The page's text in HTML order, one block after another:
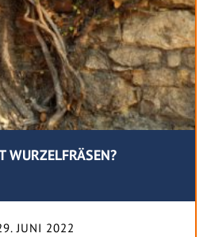
WURZELFRÄSEN?
JUNI 2022